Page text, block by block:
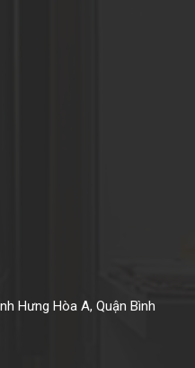
Hưng Hòa A, Quận Bình